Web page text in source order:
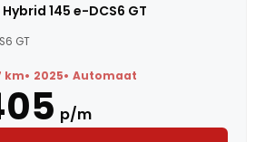
145 e-DCS6 GT
GT
km 2025 Automaat
p/m